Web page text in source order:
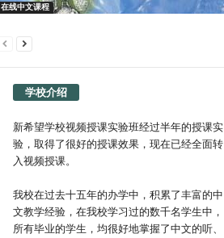
在线中文课程
学校介绍
新希望学校视频授课实验班经过半年的授课实
验，取得了很好的授课效果，现在已经全面转
入视频授课。
我校在过去十五年的办学中，积累了丰富的中
文教学经验，在我校学习过的数千名学生中，
所有毕业的学生，均很好地掌握了中文的听、